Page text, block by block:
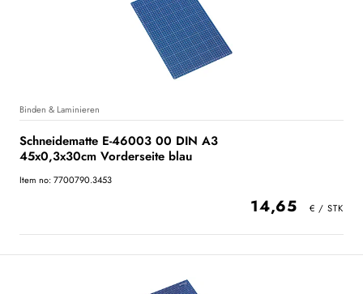
Binden & Laminieren
Schneidematte E-46003 00 DIN A3
45x0,3x30cm Vorderseite blau
Item no: 7700790.3453
14,65